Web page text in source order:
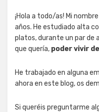
¡Hola a todo/as! Mi
años. He estudiado alta
platos, durante un par de
que quería, poder vivir
He trabajado en alguna
ahora en este blog, os
Si queréis preguntarme